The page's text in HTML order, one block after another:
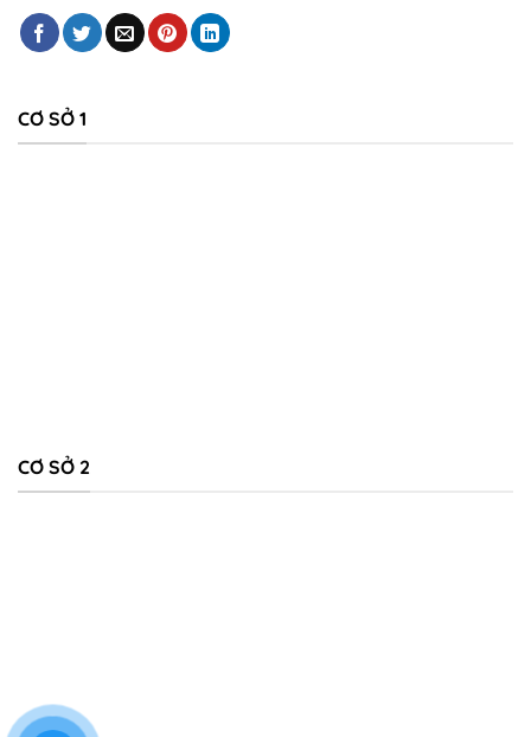
CƠ SỞ 1
CƠ SỞ 2